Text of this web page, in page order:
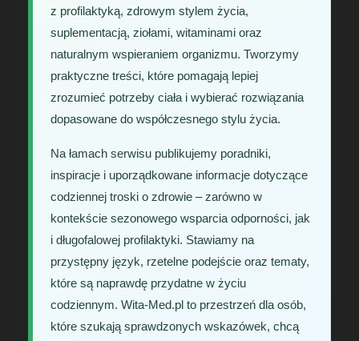
z profilaktyką, zdrowym stylem życia,
suplementacją, ziołami, witaminami oraz
naturalnym wspieraniem organizmu. Tworzymy
praktyczne treści, które pomagają lepiej
zrozumieć potrzeby ciała i wybierać rozwiązania
dopasowane do współczesnego stylu życia.
Na łamach serwisu publikujemy poradniki,
inspiracje i uporządkowane informacje dotyczące
codziennej troski o zdrowie – zarówno w
kontekście sezonowego wsparcia odporności, jak
i długofalowej profilaktyki. Stawiamy na
przystępny język, rzetelne podejście oraz tematy,
które są naprawdę przydatne w życiu
codziennym. Wita-Med.pl to przestrzeń dla osób,
które szukają sprawdzonych wskazówek, chcą